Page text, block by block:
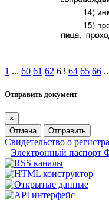
1 ... 60 61 62 63 64 65 66
Отправить документ
×
Отмена
Отправить
Свидетельство о
Электронный